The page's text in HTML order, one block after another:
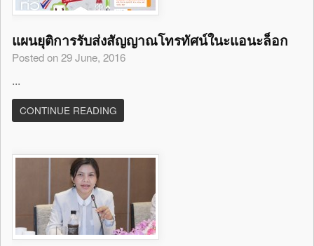
แผนยุติการรับส่งสัญญาณโทรทัศน์ในะแอนะล็อก
Posted on 29 June, 2016
...
CONTINUE READING